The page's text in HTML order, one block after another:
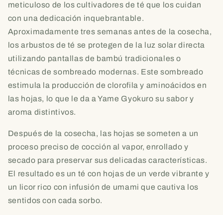
meticuloso de los cultivadores de té que los cuidan
con una dedicación inquebrantable.
Aproximadamente tres semanas antes de la cosecha,
los arbustos de té se protegen de la luz solar directa
utilizando pantallas de bambú tradicionales o
técnicas de sombreado modernas. Este sombreado
estimula la producción de clorofila y aminoácidos en
las hojas, lo que le da a Yame Gyokuro su sabor y
aroma distintivos.
Después de la cosecha, las hojas se someten a un
proceso preciso de cocción al vapor, enrollado y
secado para preservar sus delicadas características.
El resultado es un té con hojas de un verde vibrante y
un licor rico con infusión de umami que cautiva los
sentidos con cada sorbo.